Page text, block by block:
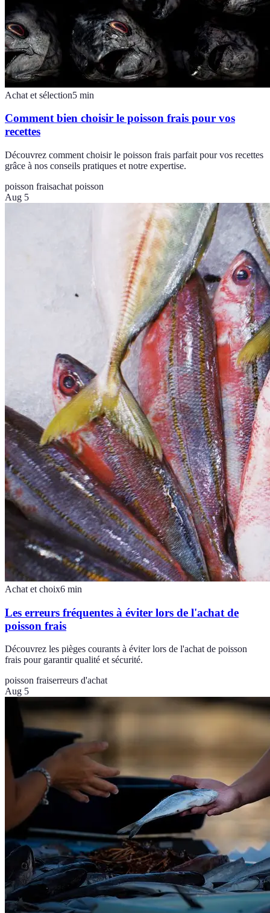
Achat et sélection5 min
Comment bien choisir le poisson frais pour vos
recettes
Découvrez comment choisir le poisson frais parfait pour vos recettes
grâce à nos conseils pratiques et notre expertise.
poisson fraisachat poisson
Aug 5
Achat et choix6 min
Les erreurs fréquentes à éviter lors de l'achat de
poisson frais
Découvrez les pièges courants à éviter lors de l'achat de poisson
frais pour garantir qualité et sécurité.
poisson fraiserreurs d'achat
Aug 5